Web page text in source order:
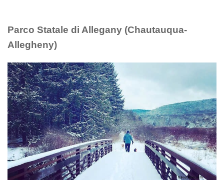
Parco Statale di Allegany (Chautauqua-
Allegheny)